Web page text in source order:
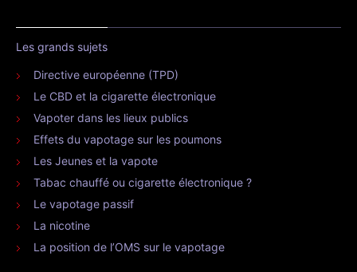
Les grands sujets
Directive européenne (TPD)
Le CBD et la cigarette électronique
Vapoter dans les lieux publics
Effets du vapotage sur les poumons
Les Jeunes et la vapote
Tabac chauffé ou cigarette électronique ?
Le vapotage passif
La nicotine
La position de l’OMS sur le vapotage